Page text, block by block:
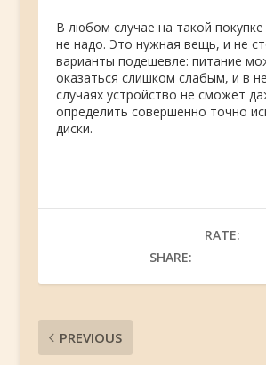
В любом случае на такой
не надо. Это нужная вещь, и не
варианты подешевле: питание
оказаться слишком слабым, и в
случаях устройство не сможет
определить совершенно точно
диски.
SHARE:
RATE:
PREVIOUS